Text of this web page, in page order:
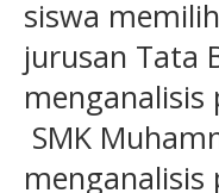
siswa
jurusan Tata
SMK